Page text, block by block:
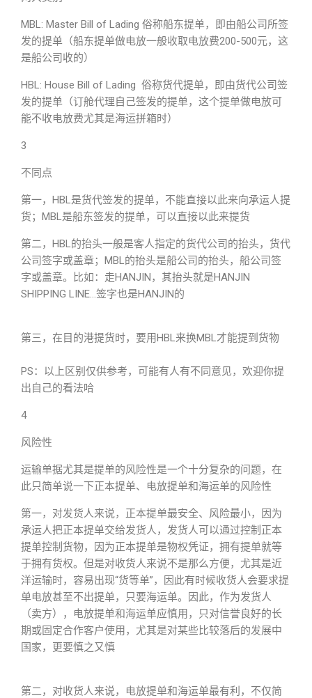
MBL: Master Bill of Lading 俗称船东提单，即由船公司所签
发的提单（船东提单做电放一般收取电放费200-500元，这
是船公司收的）
HBL: House Bill of Lading 俗称货代提单，即由货代公司签
发的提单（订舱代理自己签发的提单，这个提单做电放可
能不收电放费尤其是海运拼箱时）
3
不同点
第一，HBL是货代签发的提单，不能直接以此来向承运人提
货；MBL是船东签发的提单，可以直接以此来提货
第二，HBL的抬头一般是客人指定的货代公司的抬头，货代
公司签字或盖章；MBL的抬头是船公司的抬头，船公司签
字或盖章。比如：走HANJIN，其抬头就是HANJIN
SHIPPING LINE…签字也是HANJIN的
第三，在目的港提货时，要用HBL来换MBL才能提到货物
PS：以上区别仅供参考，可能有人有不同意见，欢迎你提
出自己的看法哈
4
风险性
运输单据尤其是提单的风险性是一个十分复杂的问题，在
此只简单说一下正本提单、电放提单和海运单的风险性
第一，对发货人来说，正本提单最安全、风险最小，因为
承运人把正本提单交给发货人，发货人可以通过控制正本
提单控制货物，因为正本提单是物权凭证，拥有提单就等
于拥有货权。但是对收货人来说不是那么方便，尤其是近
洋运输时，容易出现“货等单”，因此有时候收货人会要求提
单电放甚至不出提单，只要海运单。因此，作为发货人
（卖方），电放提单和海运单应慎用，只对信誉良好的长
期或固定合作客户使用，尤其是对某些比较落后的发展中
国家，更要慎之又慎
第二，对收货人来说，电放提单和海运单最有利，不仅简